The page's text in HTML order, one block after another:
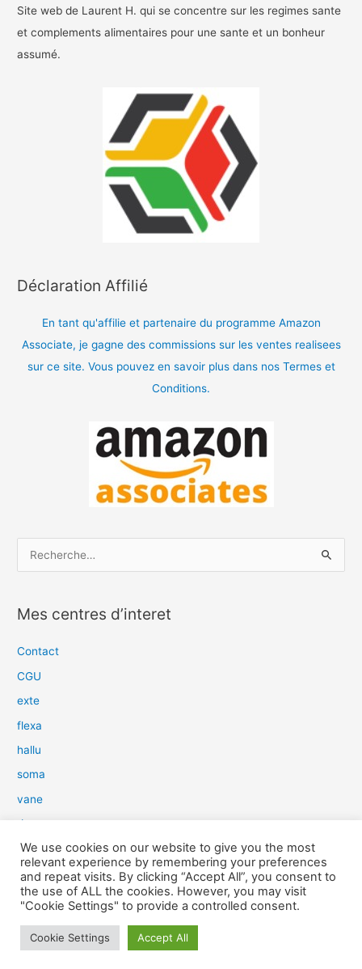
Site web de Laurent H. qui se concentre sur les regimes sante
et complements alimentaires pour une sante et un bonheur
assumé.
Déclaration Affilié
En tant qu'affilie et partenaire du programme Amazon
Associate, je gagne des commissions sur les ventes realisees
sur ce site. Vous pouvez en savoir plus dans nos Termes et
Conditions.
h
e
e
r
:
Mes centres d’interet
Contact
CGU
exte
flexa
hallu
soma
vane
dow
slim
aure
light
We use cookies on our website to give you the most
relevant experience by remembering your preferences
and repeat visits. By clicking “Accept All”, you consent to
the use of ALL the cookies. However, you may visit
"Cookie Settings" to provide a controlled consent.
Cookie Settings Accept All